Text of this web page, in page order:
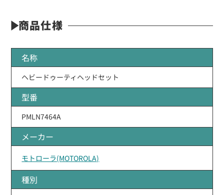
商品仕様
名称
ヘビードゥーティヘッドセット
型番
PMLN7464A
メーカー
モトローラ(MOTOROLA)
種別